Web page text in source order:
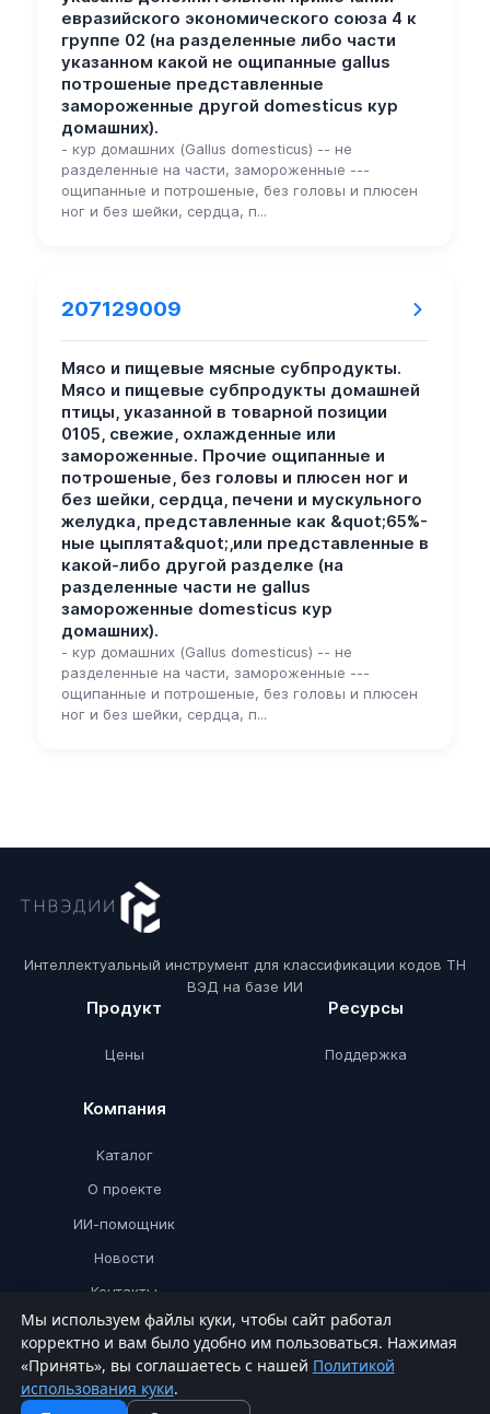
евразийского экономического союза 4 к
группе 02 (на разделенные либо части
указанном какой не ощипанные gallus
потрошеные представленные
замороженные другой domesticus кур
домашних).
- кур домашних (Gallus domesticus) -- не
разделенные на части, замороженные ---
ощипанные и потрошеные, без головы и плюсен
ног и без шейки, сердца, п...
207129009
Мясо и пищевые мясные субпродукты.
Мясо и пищевые субпродукты домашней
птицы, указанной в товарной позиции
0105, свежие, охлажденные или
замороженные. Прочие ощипанные и
потрошеные, без головы и плюсен ног и
без шейки, сердца, печени и мускульного
желудка, представленные как &quot;65%-
ные цыплята&quot;,или представленные в
какой-либо другой разделке (на
разделенные части не gallus
замороженные domesticus кур
домашних).
- кур домашних (Gallus domesticus) -- не
разделенные на части, замороженные ---
ощипанные и потрошеные, без головы и плюсен
ног и без шейки, сердца, п...
Интеллектуальный инструмент для классификации кодов ТН
ВЭД на базе ИИ
Продукт
Цены
Ресурсы
Поддержка
Компания
Каталог
О проекте
ИИ-помощник
Новости
Контакты
© ТНВЭДИИ 2026. Все права защищены.
Политика конфиденциальности
Мы используем файлы куки, чтобы сайт работал
корректно и вам было удобно им пользоваться. Нажимая
«Принять», вы соглашаетесь с нашей Политикой
использования куки.